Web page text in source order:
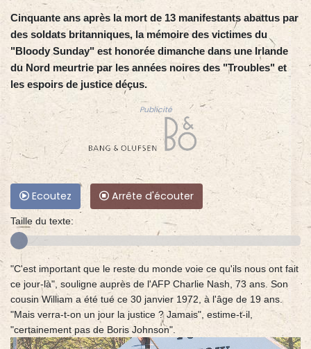
Cinquante ans après la mort de 13 manifestants abattus par
des soldats britanniques, la mémoire des victimes du
"Bloody Sunday" est honorée dimanche dans une Irlande
du Nord meurtrie par les années noires des "Troubles" et
les espoirs de justice déçus.
Publicité
Ecoutez Arrête d'écouter
Taille du texte:
"C'est important que le reste du monde voie ce qu'ils nous ont fait
ce jour-là", souligne auprès de l'AFP Charlie Nash, 73 ans. Son
cousin William a été tué ce 30 janvier 1972, à l'âge de 19 ans.
"Mais verra-t-on un jour la justice ? Jamais", estime-t-il,
"certainement pas de Boris Johnson".